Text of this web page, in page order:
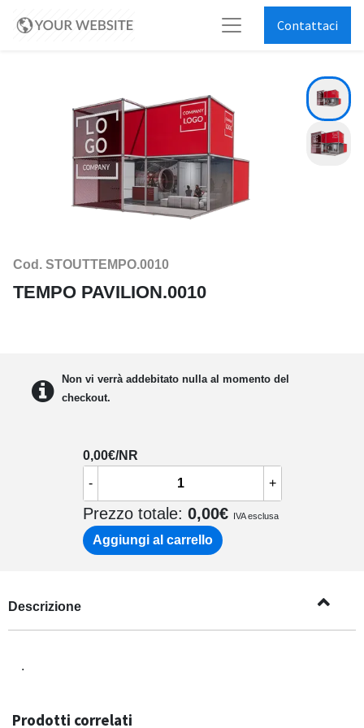
Contattaci
Cod. STOUTTEMPO.0010
TEMPO PAVILION.0010
Non vi verrà addebitato nulla al momento del
checkout.
0,00€/NR
-
+
Prezzo totale: 0,00€ IVA esclusa
Aggiungi al carrello
Descrizione
.
Prodotti correlati